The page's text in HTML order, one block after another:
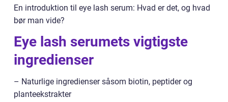
En introduktion til eye lash serum: Hvad er det, og hvad
bør man vide?
Eye lash serumets vigtigste
ingredienser
– Naturlige ingredienser såsom biotin, peptider og
planteekstrakter